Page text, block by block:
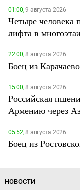
01:00,9 августа 2026
Четыре человека
лифта в
22:00,8 августа 2026
Боец из
15:00,8 августа 2026
Российская
Армению через
05:52,8 августа 2026
Боец из
НОВОСТИ